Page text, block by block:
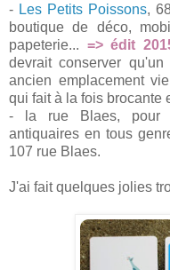
- Les Petits Poissons,
boutique de déco,
papeterie... => édit
devrait conserver
ancien emplacement
qui fait à la fois brocante
- la rue Blaes, pour
antiquaires en tous
107 rue Blaes.
J'ai fait quelques jolies